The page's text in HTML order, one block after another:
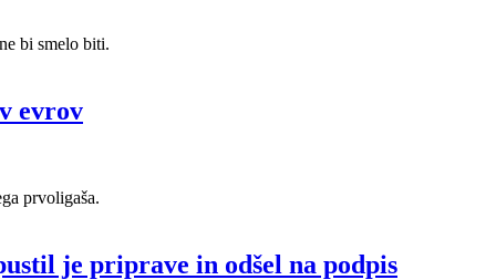
bi smelo biti.
evrov
prvoligaša.
je priprave in odšel na podpis